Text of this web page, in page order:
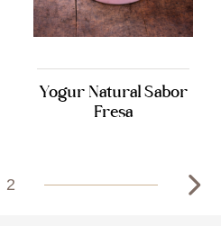
Yogur Natural Sabor
Fresa
2